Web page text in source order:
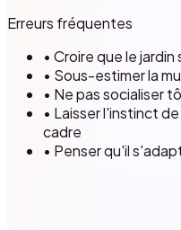
Erreurs fréquentes
• Croire que le
• Sous-estimer la
• Ne pas socialiser
• Laisser l'instinct
cadre
• Penser qu'il